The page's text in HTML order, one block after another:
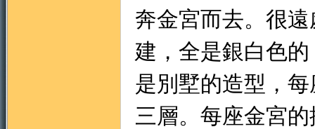
奔金宮而去。很
建，全是銀白色
是別墅的造型，
三層。每座金宮